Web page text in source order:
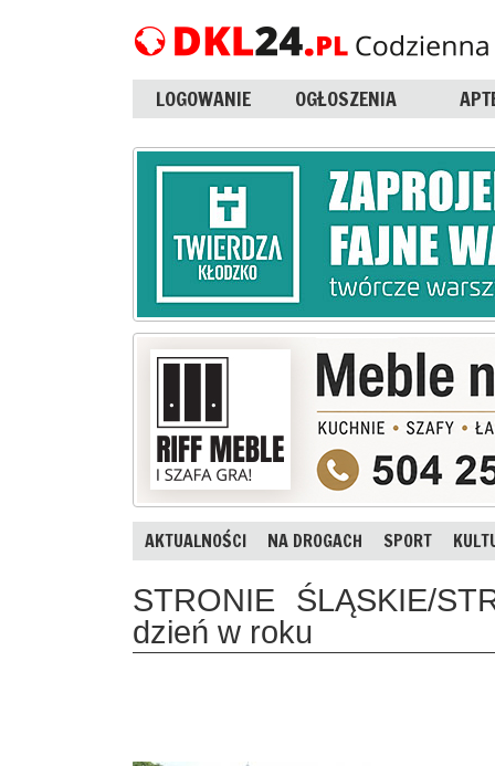
LOGOWANIE OGŁOSZENIA
AKTUALNOŚCI NA DROGACH SPORT
STRONIE ŚLĄSKIE/
dzień w roku